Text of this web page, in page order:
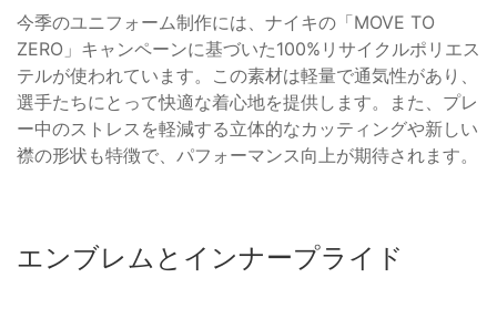
今季のユニフォーム制作には、ナイキの「MOVE TO
ZERO」キャンペーンに基づいた100%リサイクルポリエス
テルが使われています。この素材は軽量で通気性があり、
選手たちにとって快適な着心地を提供します。また、プレ
ー中のストレスを軽減する立体的なカッティングや新しい
襟の形状も特徴で、パフォーマンス向上が期待されます。
エンブレムとインナープライド